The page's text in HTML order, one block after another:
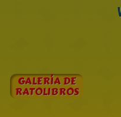
GALERÍA DE
RATOLIBROS